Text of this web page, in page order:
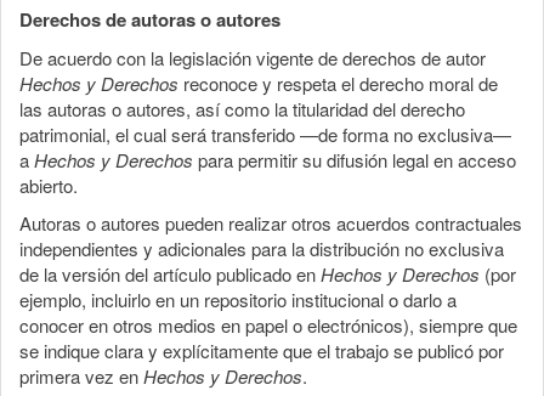
Derechos de autoras o autores
De acuerdo con la legislación vigente de derechos de autor
Hechos y Derechos reconoce y respeta el derecho moral de
las autoras o autores, así como la titularidad del derecho
patrimonial, el cual será transferido —de forma no exclusiva—
aHechos y Derechos para permitir su difusión legal en acceso
abierto.
Autoras o autores pueden realizar otros acuerdos contractuales
independientes y adicionales para la distribución no exclusiva
de la versión del artículo publicado enHechos y Derechos (por
ejemplo, incluirlo en un repositorio institucional o darlo a
conocer en otros medios en papel o electrónicos), siempre que
se indique clara y explícitamente que el trabajo se publicó por
primera vez enHechos y Derechos.